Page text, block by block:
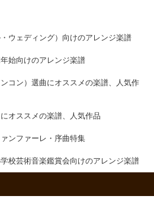
ウェディング）向けのアレンジ楽譜
始向けのアレンジ楽譜
コン）選曲にオススメの楽譜、人気作
オススメの楽譜、人気作品
ンファーレ・序曲特集
校芸術音楽鑑賞会向けのアレンジ楽譜